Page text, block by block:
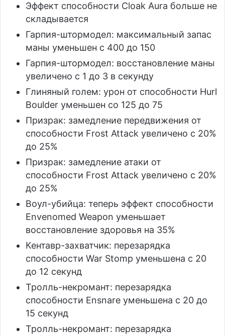
Эффект способности Cloak Aura больше не
складывается
Гарпия-штормодел: максимальный запас
маны уменьшен с 400 до 150
Гарпия-штормодел: восстановление маны
увеличено с 1 до 3 в секунду
Глиняный голем: урон от способности Hurl
Boulder уменьшен со 125 до 75
Призрак: замедление передвижения от
способности Frost Attack увеличено с 20%
до 25%
Призрак: замедление атаки от
способности Frost Attack увеличено с 20%
до 25%
Воул-убийца: теперь эффект способности
Envenomed Weapon уменьшает
восстановление здоровья на 35%
Кентавр-захватчик: перезарядка
способности War Stomp уменьшена с 20
до 12 секунд
Тролль-некромант: перезарядка
способности Ensnare уменьшена с 20 до
15 секунд
Тролль-некромант: перезарядка